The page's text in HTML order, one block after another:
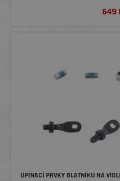
649
UPÍNACÍ PRVKY BLATNÍKU NA